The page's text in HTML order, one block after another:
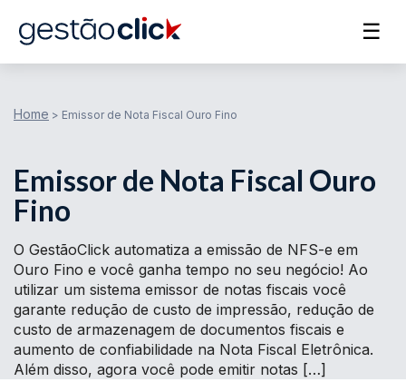
☰
Home > Emissor de Nota Fiscal Ouro Fino
Emissor de Nota Fiscal Ouro
Fino
O GestãoClick automatiza a emissão de NFS-e em
Ouro Fino e você ganha tempo no seu negócio! Ao
utilizar um sistema emissor de notas fiscais você
garante redução de custo de impressão, redução de
custo de armazenagem de documentos fiscais e
aumento de confiabilidade na Nota Fiscal Eletrônica.
Além disso, agora você pode emitir notas […]